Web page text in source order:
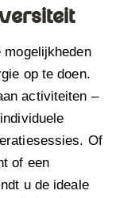
mogelijkheden
op te doen.
activiteiten –
Of
of een
u de ideale